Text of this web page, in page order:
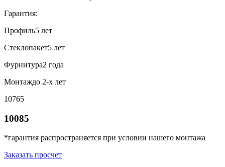
Гарантия:
Профиль5 лет
Стеклопакет5 лет
Фурнитура2 года
Монтаждо 2-х лет
10765
10085
*гарантия распространяется при условии нашего монтажа
Заказать просчет